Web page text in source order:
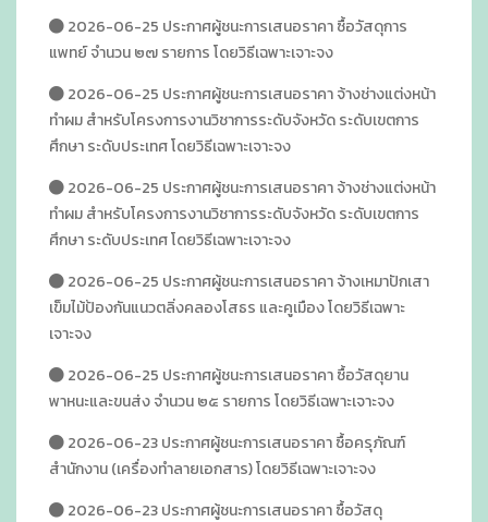
2026-06-25 ประกาศผู้ชนะการเสนอราคา ซื้อวัสดุการ
แพทย์ จำนวน ๒๗ รายการ โดยวิธีเฉพาะเจาะจง
2026-06-25 ประกาศผู้ชนะการเสนอราคา จ้างช่างแต่งหน้า
ทำผม สำหรับโครงการงานวิชาการระดับจังหวัด ระดับเขตการ
ศึกษา ระดับประเทศ โดยวิธีเฉพาะเจาะจง
2026-06-25 ประกาศผู้ชนะการเสนอราคา จ้างช่างแต่งหน้า
ทำผม สำหรับโครงการงานวิชาการระดับจังหวัด ระดับเขตการ
ศึกษา ระดับประเทศ โดยวิธีเฉพาะเจาะจง
2026-06-25 ประกาศผู้ชนะการเสนอราคา จ้างเหมาปักเสา
เข็มไม้ป้องกันแนวตลิ่งคลองโสธร และคูเมือง โดยวิธีเฉพาะ
เจาะจง
2026-06-25 ประกาศผู้ชนะการเสนอราคา ซื้อวัสดุยาน
พาหนะและขนส่ง จำนวน ๒๕ รายการ โดยวิธีเฉพาะเจาะจง
2026-06-23 ประกาศผู้ชนะการเสนอราคา ซื้อครุภัณฑ์
สำนักงาน (เครื่องทำลายเอกสาร) โดยวิธีเฉพาะเจาะจง
2026-06-23 ประกาศผู้ชนะการเสนอราคา ซื้อวัสดุ